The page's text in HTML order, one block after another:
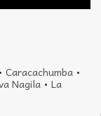
•Caracachumba •
Nagila • La